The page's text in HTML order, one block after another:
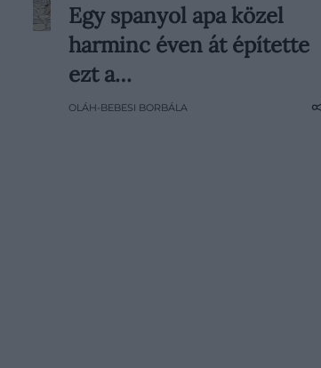
Színes tornyok emelkednek a vidéki
táj fölé, a falakon kerámiadarabok
csillognak, az ablakok pedig óriási
Az ember azt hinné, egy különösen
Egy spanyol apa közel
harminc éven át építette
ezt a…
OLÁH-BEBESI BORBÁLA